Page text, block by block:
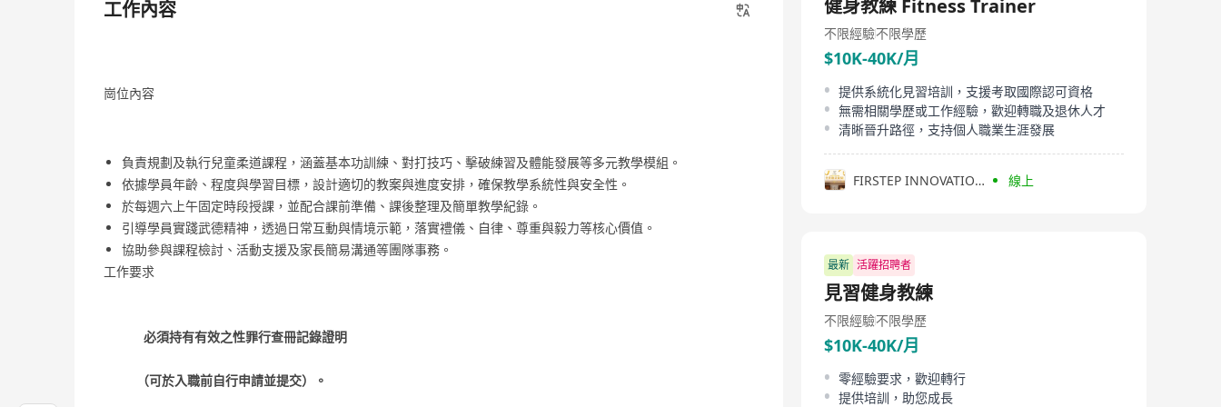
工作內容
崗位內容
負責規劃及執行兒童柔道課程，涵蓋基本功訓練、對打技巧、擊破練習及體能發展等多元教學模組。
依據學員年齡、程度與學習目標，設計適切的教案與進度安排，確保教學系統性與安全性。
於每週六上午固定時段授課，並配合課前準備、課後整理及簡單教學紀錄。
引導學員實踐武德精神，透過日常互動與情境示範，落實禮儀、自律、尊重與毅力等核心價值。
協助參與課程檢討、活動支援及家長簡易溝通等團隊事務。
工作要求
必須持有有效之性罪行查冊記錄證明
（可於入職前自行申請並提交）。
健身教練 Fitness Trainer
不限經驗不限學歷
$10K-40K/月
提供系統化見習培訓，支援考取國際認可資格
無需相關學歷或工作經驗，歡迎轉職及退休人才
清晰晉升路徑，支持個人職業生涯發展
FIRSTEP INNOVATION LIMITED 線上
最新 活躍招聘者
見習健身教練
不限經驗不限學歷
$10K-40K/月
零經驗要求，歡迎轉行
提供培訓，助您成長